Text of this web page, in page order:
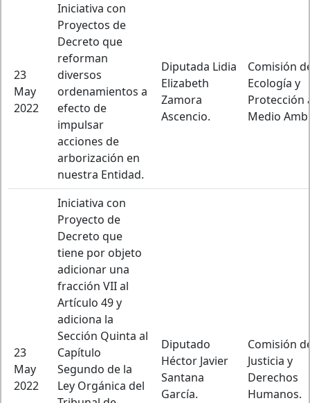
23
May
2022
Iniciativa con
Proyectos de
Decreto que
reforman
diversos
ordenamientos a
efecto de
impulsar
acciones de
arborización en
nuestra Entidad.
Diputada Lidia
Elizabeth
Zamora
Ascencio.
Comisión
Ecología y
Protección
Medio
23
May
2022
Iniciativa con
Proyecto de
Decreto que
tiene por objeto
adicionar una
fracción VII al
Artículo 49 y
adiciona la
Sección Quinta al
Capítulo
Segundo de la
Ley Orgánica del
Diputado
Héctor Javier
Santana
García.
Comisión
Justicia y
Derechos
Humanos.